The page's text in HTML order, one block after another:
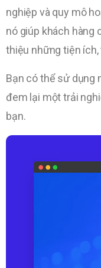
nghiệp và quy mô
nó giúp khách hàng
thiệu những tiện
Bạn có thể sử dụng
đem lại một trải
bạn.